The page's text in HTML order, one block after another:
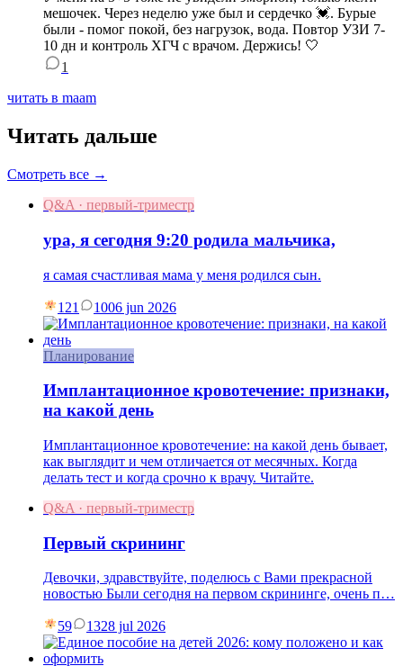
мешочек. Через неделю уже был и сердечко 💓. Бурые
были - помог покой, без нагрузок, вода. Повтор УЗИ 7-
10 дн и контроль ХГЧ с врачом. Держись! 🤍
1
читать в maam
Читать дальше
Смотреть все →
Q&A · первый-триместр
ура, я сегодня 9:20 родила мальчика,
я самая счастливая мама у меня родился сын.
121 1006 jun 2026
Планирование
Имплантационное кровотечение: признаки,
на какой день
Имплантационное кровотечение: на какой день бывает,
как выглядит и чем отличается от месячных. Когда
делать тест и когда срочно к врачу. Читайте.
Q&A · первый-триместр
Первый скрининг
Девочки, здравствуйте, поделюсь с Вами прекрасной
новостью Были сегодня на первом скрининге, очень п…
59 1328 jul 2026